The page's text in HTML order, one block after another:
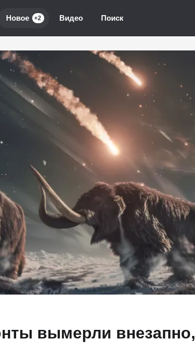
Новое +2 Видео Поиск
вымерли внезапно,